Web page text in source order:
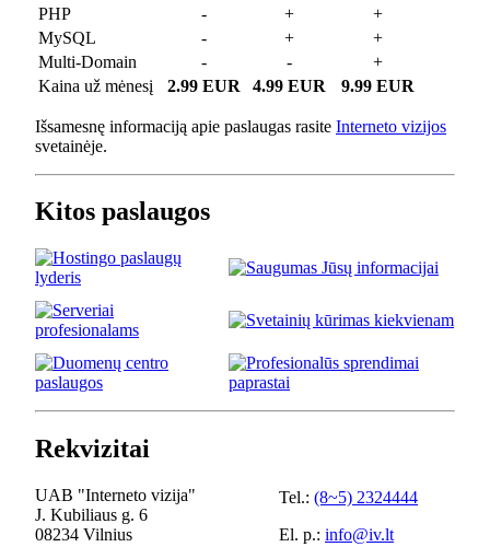
PHP
- +
+
MySQL
- +
+
Multi-Domain
- -
+
Kaina už mėnesį
2.99 EUR 4.99 EUR 9.99 EUR
Išsamesnę informaciją apie paslaugas rasite Interneto vizijos
svetainėje.
Kitos paslaugos
Rekvizitai
UAB "Interneto vizija"
J. Kubiliaus g. 6
08234 Vilnius
Tel.: (8~5) 2324444
El. p.: info@iv.lt